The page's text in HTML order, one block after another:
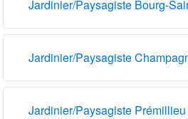
Jardinier/Paysagiste Bourg-
Jardinier/Paysagiste
Jardinier/Paysagiste Prémillieu